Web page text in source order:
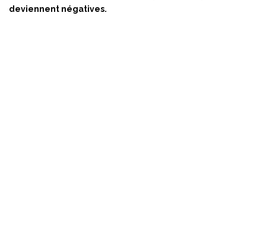
deviennent négatives.